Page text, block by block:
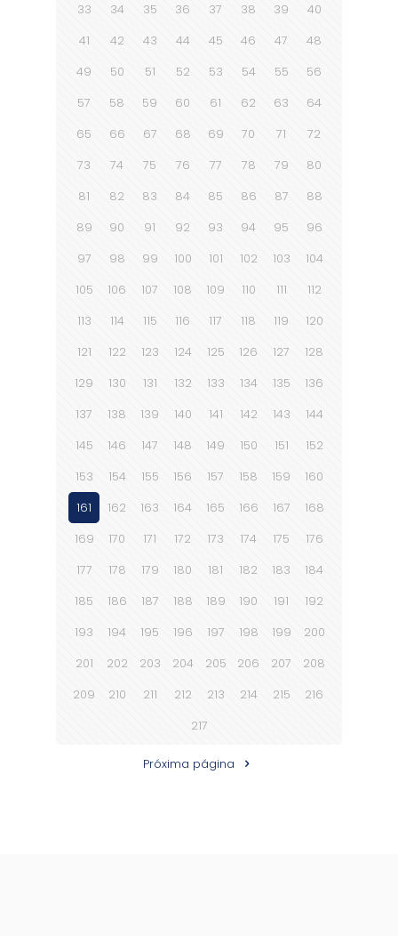
33 34 35 36 37 38 39
40
41
42 43 44 45 46 47
48
49
50 51 52 53 54 55
56
57
58 59 60 61 62 63
64
65
66 67 68 69 70 71
72
73
74 75 76 77 78 79
80
81
82 83 84 85 86 87
88
89
90 91 92 93 94 95
96
97
98 99 100 101 102 103
104
105
106 107 108 109 110 111
112
113
114 115 116 117 118 119
120
121
122 123 124 125 126 127
128
129
130 131 132 133 134 135
136
137
138 139 140 141 142 143
144
145
146 147 148 149 150 151
152
153
154 155 156 157 158 159
160
161
162 163 164 165 166 167
168
169
170 171 172 173 174 175
176
177
178 179 180 181 182 183
184
185
186 187 188 189 190 191
192
193
194 195 196 197 198 199
200
201
202 203 204 205 206 207
208
209
210 211 212 213 214 215
216
217
Próxima página